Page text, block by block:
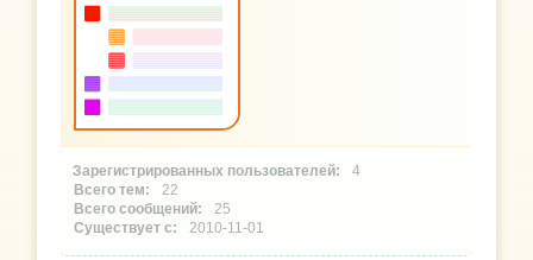
4
22
25
2010-11-01